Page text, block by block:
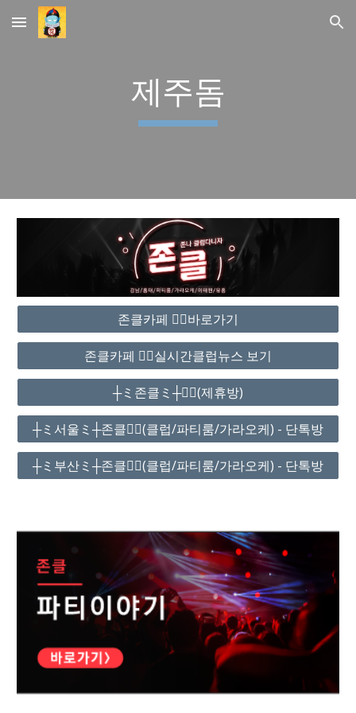
Skip to main content Skip to navigation
제주돔
존클카페 ❤️‍🔥바로가기
존클카페 ❤️‍🔥실시간클럽뉴스 보기
┼ミ존클ミ┼❤️‍🔥(제휴방)
┼ミ서울ミ┼존클❤️‍🔥(클럽/파티룸/가라오케) - 단톡방
┼ミ부산ミ┼존클❤️‍🔥(클럽/파티룸/가라오케) - 단톡방